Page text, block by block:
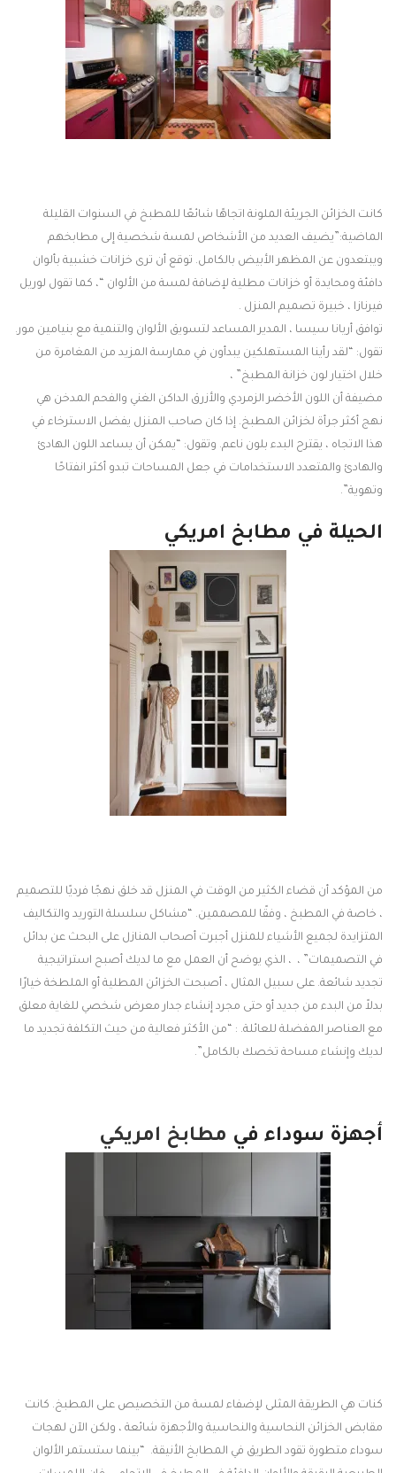
كانت الخزائن الجريئة الملونة اتجاهًا شائعًا للمطبخ في السنوات القليلة
الماضية:”يضيف العديد من الأشخاص لمسة شخصية إلى مطابخهم
ويبتعدون عن المظهر الأبيض بالكامل. توقع أن ترى خزانات خشبية بألوان
دافئة ومحايدة أو خزانات مطلية لإضافة لمسة من الألوان “، كما تقول لوريل
فيرنازا ، خبيرة تصميم المنزل .
توافق أريانا سيسا ، المدير المساعد لتسويق الألوان والتنمية مع بنيامين مور.
تقول: “لقد رأينا المستهلكين يبدأون في ممارسة المزيد من المغامرة من
خلال اختيار لون خزانة المطبخ” ،
مضيفة أن اللون الأخضر الزمردي والأزرق الداكن الغني والفحم المدخن هي
نهج أكثر جرأة لخزائن المطبخ. إذا كان صاحب المنزل يفضل الاسترخاء في
هذا الاتجاه ، يقترح البدء بلون ناعم. وتقول: “يمكن أن يساعد اللون الهادئ
والهادئ والمتعدد الاستخدامات في جعل المساحات تبدو أكثر انفتاحًا
وتهوية”.
الحيلة في مطابخ امريكي
من المؤكد أن قضاء الكثير من الوقت في المنزل قد خلق نهجًا فرديًا للتصميم
، خاصة في المطبخ ، وفقًا للمصممين. “مشاكل سلسلة التوريد والتكاليف
المتزايدة لجميع الأشياء للمنزل أجبرت أصحاب المنازل على البحث عن بدائل
في التصميمات” ، ، الذي يوضح أن العمل مع ما لديك أصبح استراتيجية
تجديد شائعة. على سبيل المثال ، أصبحت الخزائن المطلية أو الملطخة خيارًا
بدلاً من البدء من جديد أو حتى مجرد إنشاء جدار معرض شخصي للغاية معلق
مع العناصر المفضلة للعائلة. : “من الأكثر فعالية من حيث التكلفة تجديد ما
لديك وإنشاء مساحة تخصك بالكامل”.
أجهزة سوداء في مطابخ امريكي
كنات هي الطريقة المثلى لإضفاء لمسة من التخصيص على المطبخ. كانت
مقابض الخزائن النحاسية والنحاسية والأجهزة شائعة ، ولكن الآن لهجات
سوداء متطورة تقود الطريق في المطابخ الأنيقة. “بينما ستستمر الألوان